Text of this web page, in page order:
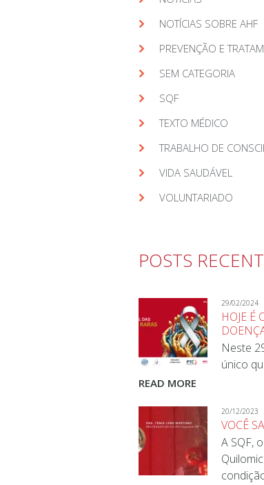
NOTÍCIAS SOBRE AHF
PREVENÇÃO E
SEM CATEGORIA
SQF
TEXTO MÉDICO
TRABALHO DE
VIDA SAUDÁVEL
VOLUNTARIADO
POSTS
29/02/2024
HOJE É
Neste
único
READ MORE
20/12/2023
VOCÊ
A SQF,